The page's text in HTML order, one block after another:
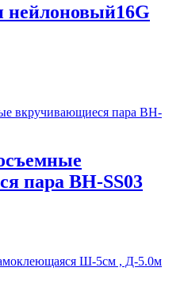
нейлоновый16G
пара BH-SS03